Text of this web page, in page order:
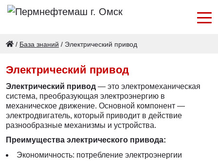
/ База знаний / Электрический привод
Электрический привод
Электрический привод — это электромеханическая
система, преобразующая электроэнергию в
механическое движение. Основной компонент —
электродвигатель, который приводит в действие
разнообразные механизмы и устройства.
Преимущества электрического привода:
Экономичность: потребление электроэнергии